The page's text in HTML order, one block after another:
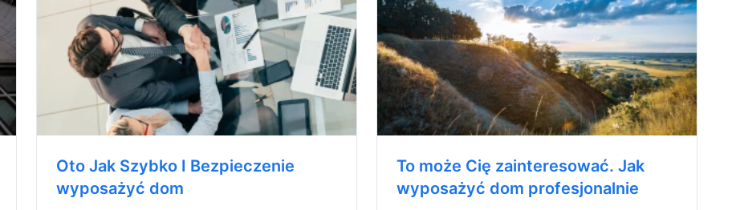
Oto Jak Szybko I Bezpieczenie
wyposażyć dom
To może Cię zainteresować. Jak
wyposażyć dom profesjonalnie